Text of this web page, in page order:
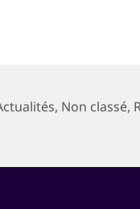
, Non classé,
pas, tel est la